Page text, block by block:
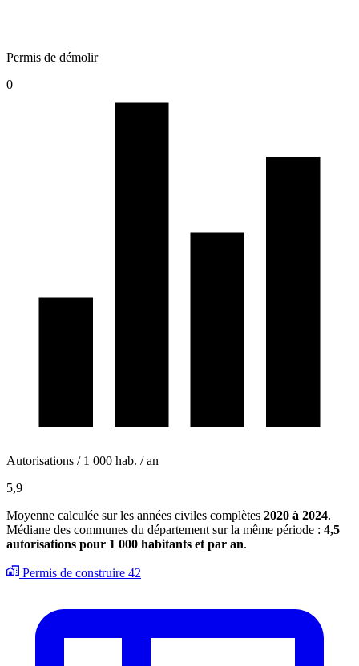
Permis de démolir
0
Autorisations / 1 000 hab. / an
5,9
Moyenne calculée sur les années civiles complètes 2020 à 2024.
Médiane des communes du département sur la même période : 4,5
autorisations pour 1 000 habitants et par an.
Permis de construire 42